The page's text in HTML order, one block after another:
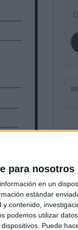
para nosotros
en un
estándar
contenido,
podemos utilizar
Puede
de